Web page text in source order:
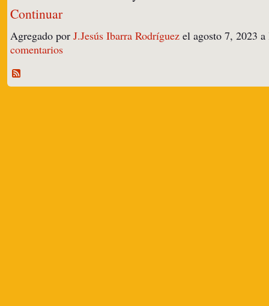
Continuar
Agregado por J.Jesús Ibarra Rodríguez el agosto 7, 2023
comentarios